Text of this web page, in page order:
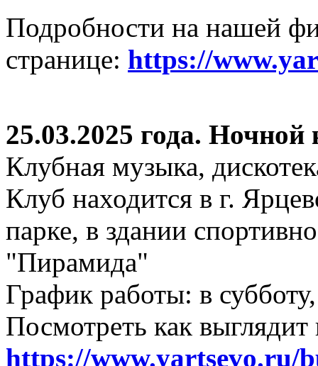
Подробности на нашей
странице: https://
25.03.2025 года.
Клубная музыка,
Клуб находится в г.
парке, в здании
"Пирамида"
График работы: в
Посмотреть как
https://www.yartsevo.ru/